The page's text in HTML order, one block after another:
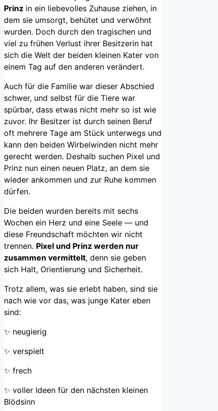
Prinz in ein liebevolles Zuhause ziehen, in
dem sie umsorgt, behütet und verwöhnt
wurden. Doch durch den tragischen und
viel zu frühen Verlust ihrer Besitzerin hat
sich die Welt der beiden kleinen Kater von
einem Tag auf den anderen verändert.
Auch für die Familie war dieser Abschied
schwer, und selbst für die Tiere war
spürbar, dass etwas nicht mehr so ist wie
zuvor. Ihr Besitzer ist durch seinen Beruf
oft mehrere Tage am Stück unterwegs und
kann den beiden Wirbelwinden nicht mehr
gerecht werden. Deshalb suchen Pixel und
Prinz nun einen neuen Platz, an dem sie
wieder ankommen und zur Ruhe kommen
dürfen.
Die beiden wurden bereits mit sechs
Wochen ein Herz und eine Seele — und
diese Freundschaft möchten wir nicht
trennen. Pixel und Prinz werden nur
zusammen vermittelt, denn sie geben
sich Halt, Orientierung und Sicherheit.
Trotz allem, was sie erlebt haben, sind sie
nach wie vor das, was junge Kater eben
sind:
✨ neugierig
✨ verspielt
✨ frech
✨ voller Ideen für den nächsten kleinen
Blödsinn